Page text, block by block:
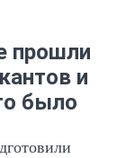
прошли
и
было